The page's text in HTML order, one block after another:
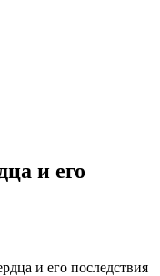
и его
и его последствия